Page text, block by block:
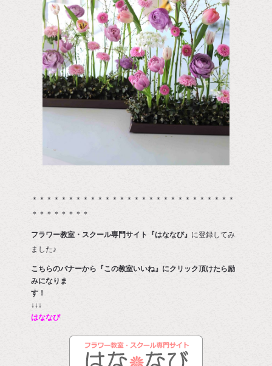
＊＊＊＊＊＊＊＊＊＊＊＊＊＊＊＊＊＊＊＊＊＊＊＊＊＊＊＊
＊＊＊＊＊＊＊＊
フラワー教室・スクール専門サイト『はななび』 に登録してみ
ました♪
こちらのバナーから『この教室いいね』にクリック頂けたら励
みになりま
す
↓↓↓
はななび